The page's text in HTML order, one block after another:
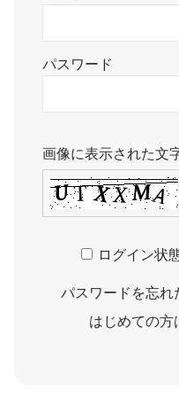
パスワード
画像に表示された文
ログイン状
パスワードを忘れ
はじめての方